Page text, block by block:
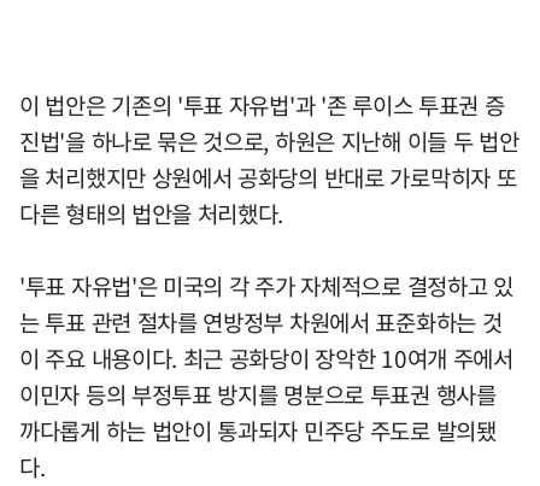
이 법안은 기존의 '투표 자유법'과 '존 루이스 투표권 증
진법'을 하나로 묶은 것으로, 하원은 지난해 이들 두 법안
을 처리했지만 상원에서 공화당의 반대로 가로막히자 또
다른 형태의 법안을 처리했다.
'투표 자유법'은 미국의 각 주가 자체적으로 결정하고 있
는 투표 관련 절차를 연방정부 차원에서 표준화하는 것
이 주요 내용이다. 최근 공화당이 장악한 10여개 주에서
이민자 등의 부정투표 방지를 명분으로 투표권 행사를
까다롭게 하는 법안이 통과되자 민주당 주도로 발의됐
다.